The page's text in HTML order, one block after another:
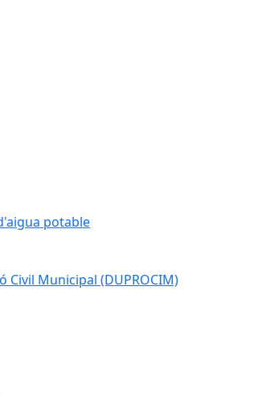
potable
Civil Municipal (DUPROCIM)